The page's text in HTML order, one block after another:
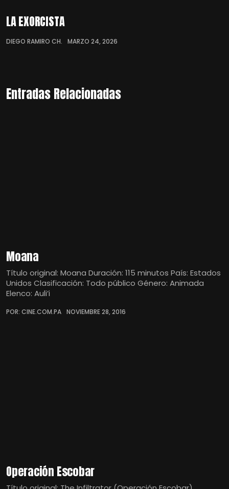
LA EXORCISTA
DIEGO RAMIRO CH. MARZO 24, 2026
Entradas Relacionadas
Moana
Título original: Moana Duración: 115 minutos País: Estados
Unidos Clasificación: Todo público Género: Animada
Elenco: Auli’i
POR: CINE.COM.PA NOVIEMBRE 28, 2016
Operación Escobar